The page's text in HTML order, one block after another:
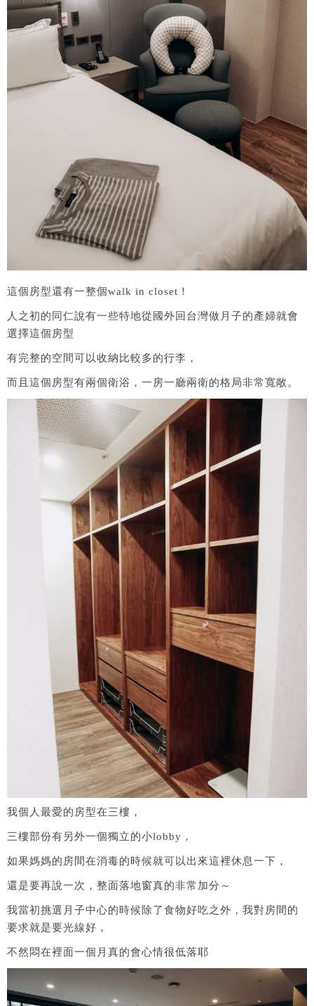
這個房型還有一整個walk in closet！
人之初的同仁說有一些特地從國外回台灣做月子的產婦就會
選擇這個房型
有完整的空間可以收納比較多的行李，
而且這個房型有兩個衛浴，一房一廳兩衛的格局非常寬敞。
我個人最愛的房型在三樓，
三樓部份有另外一個獨立的小lobby，
如果媽媽的房間在消毒的時候就可以出來這裡休息一下，
還是要再說一次，整面落地窗真的非常加分～
我當初挑選月子中心的時候除了食物好吃之外，我對房間的
要求就是要光線好，
不然悶在裡面一個月真的會心情很低落耶